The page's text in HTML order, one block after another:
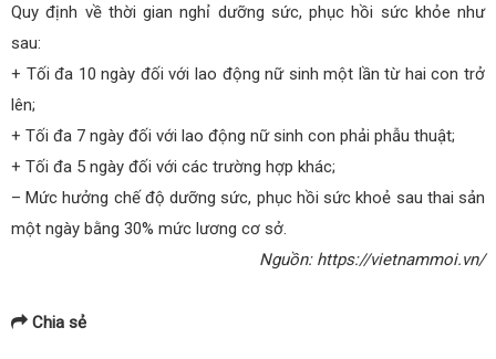
Quy định về thời gian nghỉ dưỡng sức, phục hồi sức khỏe như
sau:
+ Tối đa 10 ngày đối với lao động nữ sinh một lần từ hai con trở
lên;
+ Tối đa 7 ngày đối với lao động nữ sinh con phải phẫu thuật;
+ Tối đa 5 ngày đối với các trường hợp khác;
– Mức hưởng chế độ dưỡng sức, phục hồi sức khoẻ sau thai sản
một ngày bằng 30% mức lương cơ sở.
Nguồn: https://vietnammoi.vn/
Chia sẻ